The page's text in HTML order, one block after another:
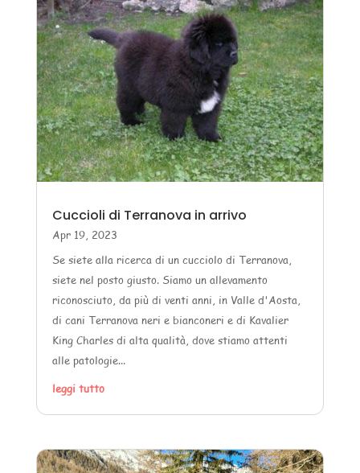
Cuccioli di Terranova in arrivo
Apr 19, 2023
Se siete alla ricerca di un cucciolo di Terranova,
siete nel posto giusto. Siamo un allevamento
riconosciuto, da più di venti anni, in Valle d'Aosta,
di cani Terranova neri e bianconeri e di Kavalier
King Charles di alta qualità, dove stiamo attenti
alle patologie...
leggi tutto